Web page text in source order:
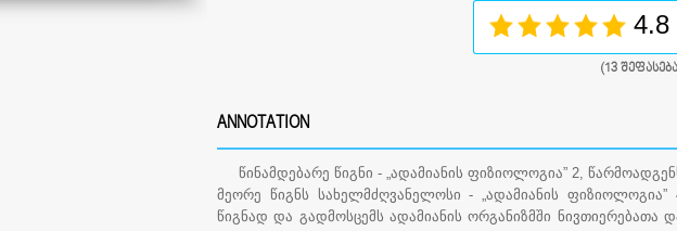
4.8
(13
ANNOTATION
წინამდებარე წიგნი - „ადამიანის ფიზიოლოგია” 2,
მეორე წიგნს სახელმძღვანელოსი - „ადამიანის ფიზიოლოგია”
წიგნად და გადმოსცემს ადამიანის ორგანიზმში ნივთიერებათა